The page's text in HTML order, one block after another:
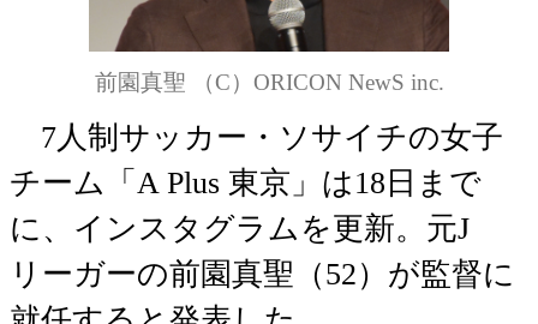
前園真聖 （C）ORICON NewS inc.
7人制サッカー・ソサイチの女子
チーム「A Plus 東京」は18日まで
に、インスタグラムを更新。元J
リーガーの前園真聖（52）が監督に